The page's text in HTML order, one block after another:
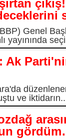
Genel
yayınında
Ak
ve